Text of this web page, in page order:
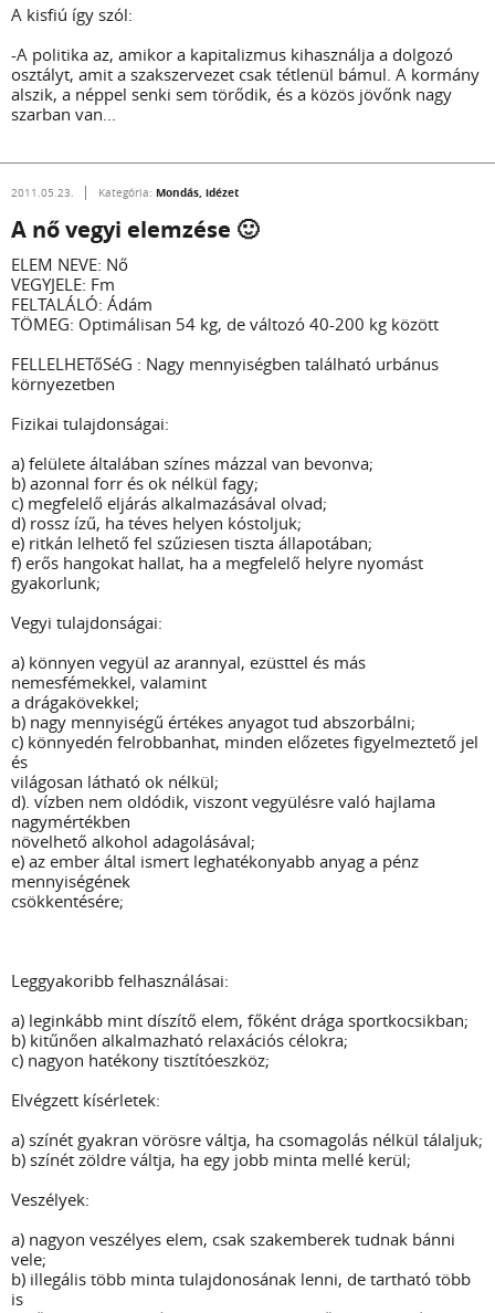
A kisfiú így szól:
-A politika az, amikor a kapitalizmus kihasználja a dolgozó
osztályt, amit a szakszervezet csak tétlenül bámul. A kormány
alszik, a néppel senki sem törődik, és a közös jövőnk nagy
szarban van...
2011.05.23. Kategória: Mondás, idézet
A nő vegyi elemzése 🙂
ELEM NEVE: Nő
VEGYJELE: Fm
FELTALÁLÓ: Ádám
TÖMEG: Optimálisan 54 kg, de változó 40-200 kg között
FELLELHETőSéG : Nagy mennyiségben található urbánus
környezetben
Fizikai tulajdonságai:
a) felülete általában színes mázzal van bevonva;
b) azonnal forr és ok nélkül fagy;
c) megfelelő eljárás alkalmazásával olvad;
d) rossz ízű, ha téves helyen kóstoljuk;
e) ritkán lelhető fel szűziesen tiszta állapotában;
f) erős hangokat hallat, ha a megfelelő helyre nyomást
gyakorlunk;
Vegyi tulajdonságai:
a) könnyen vegyül az arannyal, ezüsttel és más
nemesfémekkel, valamint
a drágakövekkel;
b) nagy mennyiségű értékes anyagot tud abszorbálni;
c) könnyedén felrobbanhat, minden előzetes figyelmeztető jel
és
világosan látható ok nélkül;
d). vízben nem oldódik, viszont vegyülésre való hajlama
nagymértékben
növelhető alkohol adagolásával;
e) az ember által ismert leghatékonyabb anyag a pénz
mennyiségének
csökkentésére;
Leggyakoribb felhasználásai:
a) leginkább mint díszítő elem, főként drága sportkocsikban;
b) kitűnően alkalmazható relaxációs célokra;
c) nagyon hatékony tisztítóeszköz;
Elvégzett kísérletek:
a) színét gyakran vörösre váltja, ha csomagolás nélkül tálaljuk;
b) színét zöldre váltja, ha egy jobb minta mellé kerül;
Veszélyek:
a) nagyon veszélyes elem, csak szakemberek tudnak bánni
vele;
b) illegális több minta tulajdonosának lenni, de tartható több
is